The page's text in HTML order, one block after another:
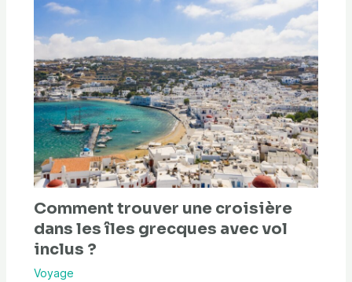
Comment trouver une croisière
dans les îles grecques avec vol
inclus ?
Voyage